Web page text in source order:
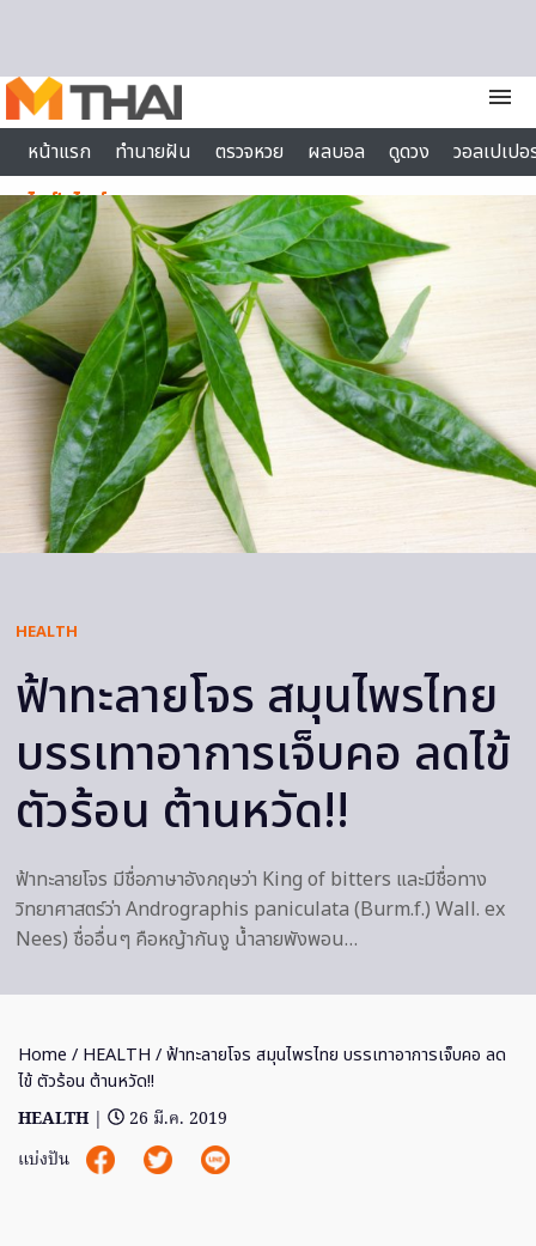
menu
หน้าแรก
ทำนายฝัน ตรวจหวย ผลบอล ดูดวง
วอลเปเป
ไลฟ์สไตล์
HEALTH
ฟ้าทะลายโจร สมุนไพรไทย
บรรเทาอาการเจ็บคอ ลดไข้
ตัวร้อน ต้านหวัด!!
ฟ้าทะลายโจร มีชื่อภาษาอังกฤษว่า King of bitters และมีชื่อทาง
วิทยาศาสตร์ว่า Andrographis paniculata (Burm.f.) Wall. ex
Nees) ชื่ออื่นๆ คือหญ้ากันงู น้ำลายพังพอน…
Home / HEALTH / ฟ้าทะลายโจร สมุนไพรไทย บรรเทาอาการเจ็บคอ ลด
ไข้ ตัวร้อน ต้านหวัด!!
HEALTH |
26 มี.ค. 2019
แบ่งปัน